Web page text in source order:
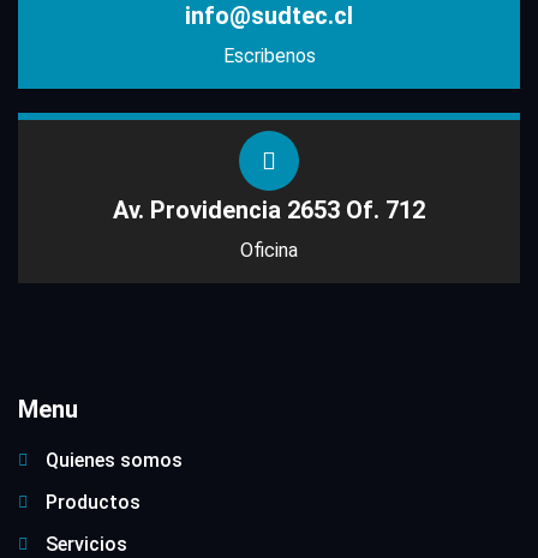
info@sudtec.cl
Escribenos
Av. Providencia 2653 Of. 712
Oficina
Menu
Quienes somos
Productos
Servicios